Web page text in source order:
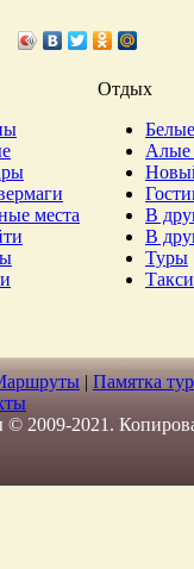
Отдых
места
Алые
В
В
Туры
Такси
| Памятка
© 2009-2021.